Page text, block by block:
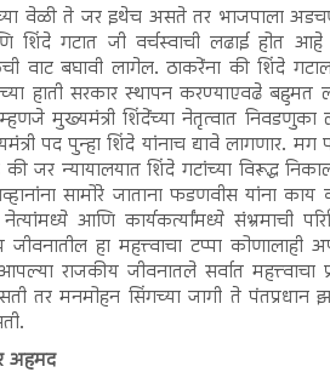
वेळी ते जर इथेच असते तर भाजपाला
शिंदे गटात जी वर्चस्वाची लढाई होत
वाट बघावी लागेल. ठाकरेंना की शिंदे
हाती सरकार स्थापन करण्याएवढे बहुमत
मुख्यमंत्री शिंदेंच्या नेतृत्वात
पद पुन्हा शिंदे यांनाच द्यावे लागणार.
न्यायालयात शिंदे गटांच्या विरूद्ध
सामोरे जाताना फडणवीस यांना
नेत्यांमध्ये आणि कार्यकर्त्यांमध्ये
हा महत्त्वाचा टप्पा कोणालाही
राजकीय जीवनातले सर्वात
तर मनमोहन सिंगच्या जागी ते
अहमद